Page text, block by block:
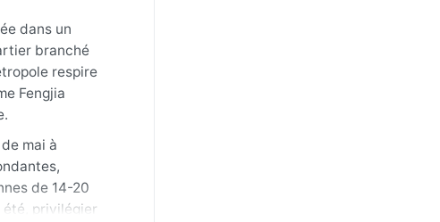
dans un
branché
respire
Fengjia
mai à
de 14-20
été, privilégier